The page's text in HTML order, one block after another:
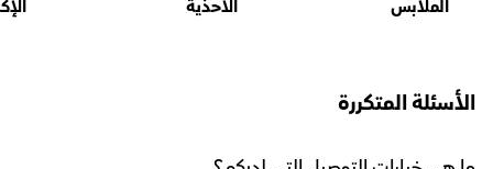
الملابس الأحذية
الأسئلة المتكررة